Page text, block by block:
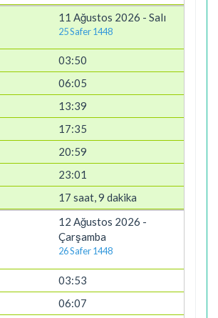
11 Ağustos 2026 - Salı
25 Safer 1448
03:50
06:05
13:39
17:35
20:59
23:01
17 saat, 9 dakika
12 Ağustos 2026 -
Çarşamba
26 Safer 1448
03:53
06:07